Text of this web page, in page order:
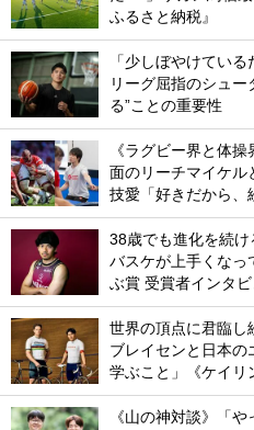
ふるさと納税』
「少しぼやけてい
リーグ屈指のシュー
る”ことの重要性
《ラグビー界と体
面のリーチマイケル
技愛「好きだから、
38歳でも進化を続け
バスケが上手くなっ
ぶ賞 受賞者インタビ
世界の頂点に君臨し
ブレイセンと日本の
学ぶこと」《ケイリ
《山の神対談》「